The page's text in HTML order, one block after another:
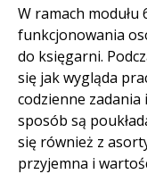
Treść
W ramach modułu
funkcjonowania
do księgarni.
się jak wygląda
codzienne zadania
sposób są
się również z
przyjemna i